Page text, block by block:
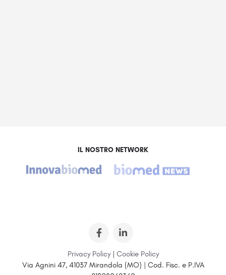
IL NOSTRO NETWORK
Privacy Policy| Cookie Policy
Via Agnini 47, 41037 Mirandola (MO) | Cod. Fisc. e P.IVA